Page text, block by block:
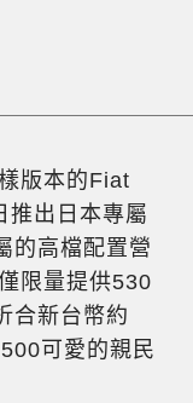
版本的Fiat
推出日本專屬
的高檔配置營
限量提供530
合新台幣約
可愛的親民